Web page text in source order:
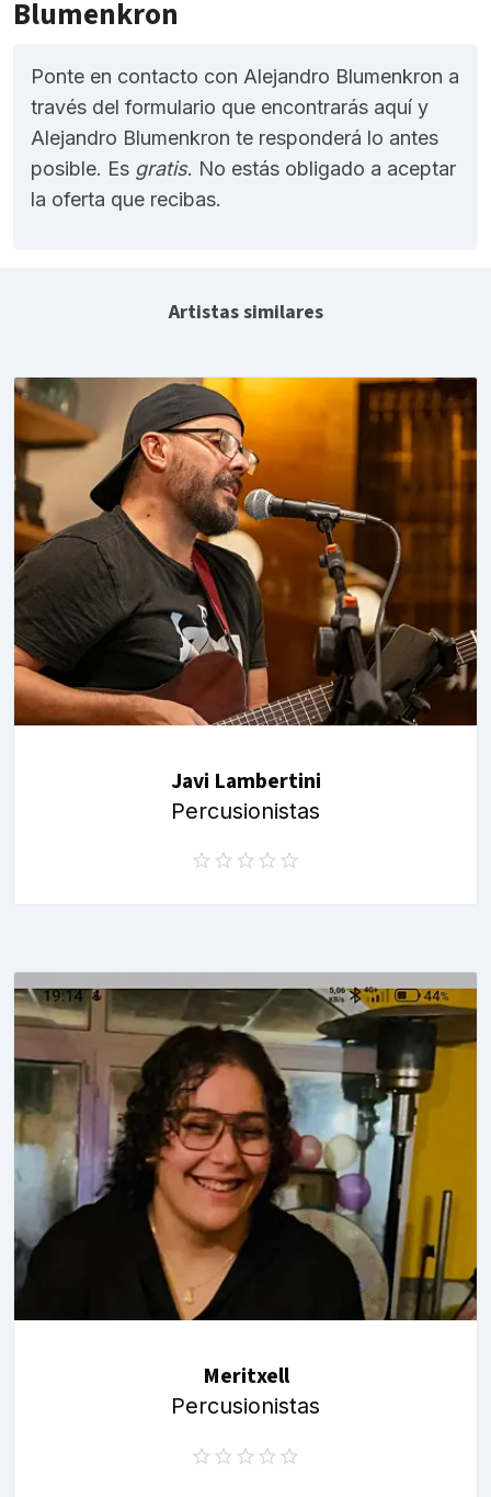
Blumenkron
Ponte en contacto con Alejandro Blumenkron a
través del formulario que encontrarás aquí y
Alejandro Blumenkron te responderá lo antes
posible. Es gratis. No estás obligado a aceptar
la oferta que recibas.
Artistas similares
Javi Lambertini
Percusionistas
Meritxell
Percusionistas